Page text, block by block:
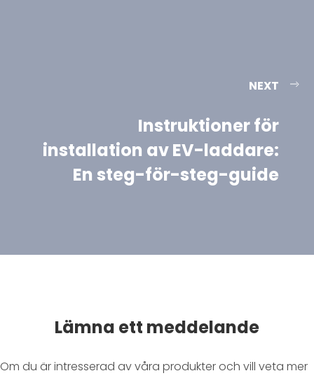
NEXT
Instruktioner för
installation av EV-laddare:
En steg-för-steg-guide
Lämna ett meddelande
Om du är intresserad av våra produkter och vill veta mer